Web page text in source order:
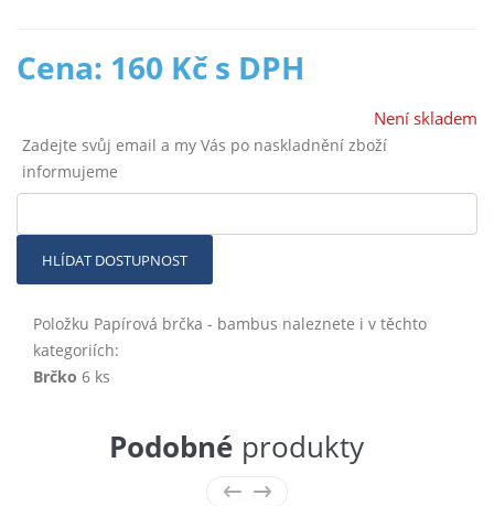
Cena: 160 Kč s DPH
Není skladem
Zadejte svůj email a my Vás po naskladnění zboží
informujeme
HLÍDAT DOSTUPNOST
Položku Papírová brčka - bambus naleznete i v těchto
kategoriích:
Brčko 6 ks
Podobné produkty